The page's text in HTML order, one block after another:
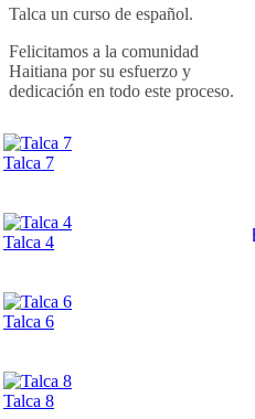
Talca un curso de español.
Felicitamos a la comunidad
Haitiana por su esfuerzo y
dedicación en todo este proceso.
Talca 7
Talca 4
Talca 6
Talca 8